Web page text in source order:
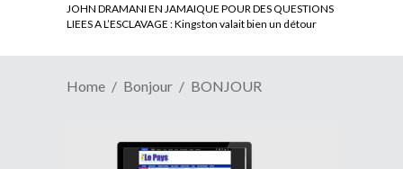
JOHN DRAMANI EN JAMAIQUE POUR DES QUESTIONS
LIEES A L’ESCLAVAGE : Kingston valait bien un détour
Home Bonjour BONJOUR